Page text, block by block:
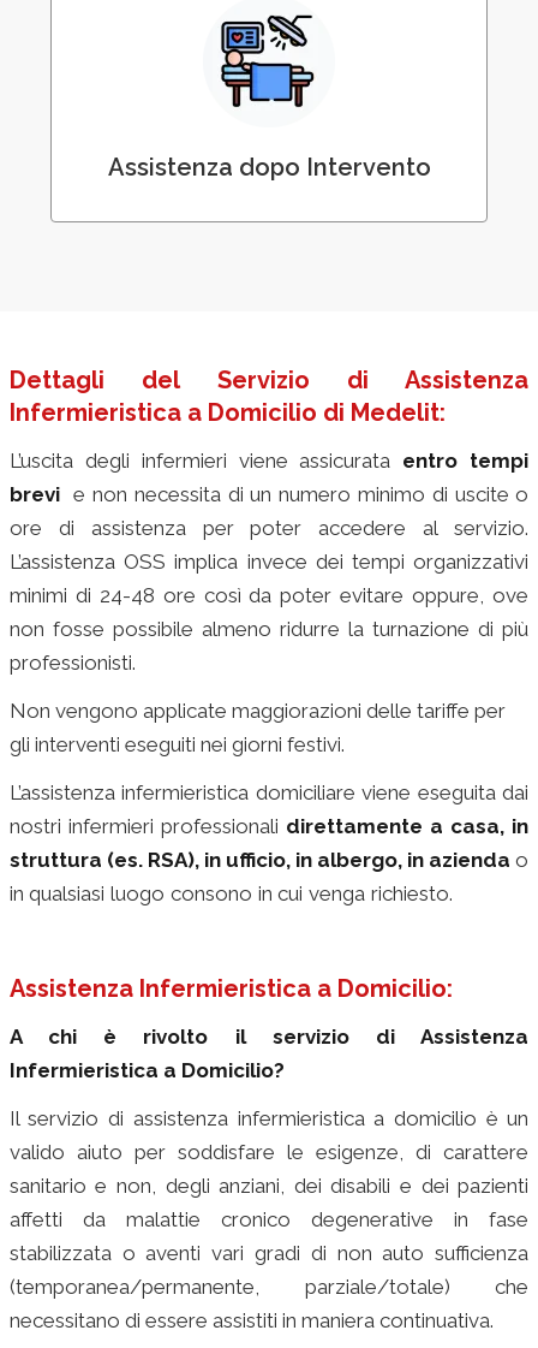
Assistenza dopo Intervento
Assistenza Innfermieristica dopo
dimissioni e/o intervento chirurgico
Dettagli del Servizio di Assistenza
Infermieristica a Domicilio di Medelit:
L’uscita degli infermieri viene assicurata entro tempi
brevie non necessita di un numero minimo di uscite o
ore di assistenza per poter accedere al servizio.
L’assistenza OSS implica invece dei tempi organizzativi
minimi di 24-48 ore così da poter evitare oppure, ove
non fosse possibile almeno ridurre la turnazione di più
professionisti.
Non vengono applicate maggiorazioni delle tariffe per
gli interventi eseguiti nei giorni festivi.
L’assistenza infermieristica domiciliare viene eseguita dai
nostri infermieri professionali direttamente a casa, in
struttura (es. RSA), in ufficio, in albergo, in azienda o
in qualsiasi luogo consono in cui venga richiesto.
Assistenza Infermieristica a Domicilio:
A chi è rivolto il servizio di Assistenza
Infermieristica a Domicilio?
Il servizio di assistenza infermieristica a domicilio è un
valido aiuto per soddisfare le esigenze, di carattere
sanitario e non, degli anziani, dei disabili e dei pazienti
affetti da malattie cronico degenerative in fase
stabilizzata o aventi vari gradi di non auto sufficienza
(temporanea/permanente, parziale/totale) che
necessitano di essere assistiti in maniera continuativa.